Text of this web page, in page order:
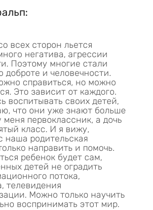
всех сторон льется
негатива, агрессии
Поэтому многие стали
доброте и человечности.
справиться, но можно
Это зависит от каждого.
воспитывать своих детей,
что они уже знают больше
первоклассник, а дочь
класс. И я вижу,
наша родительская
направить и помочь.
ребенок будет сам,
детей не оградить
потока,
телевидения
Можно только научить
воспринимать этот мир.